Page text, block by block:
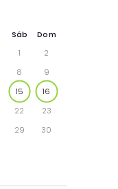
Sáb
Dom
1
2
8
9
15
16
22
23
29
30